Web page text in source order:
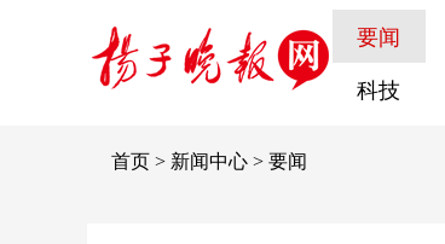
要闻
科技
首页 > 新闻中心 > 要闻